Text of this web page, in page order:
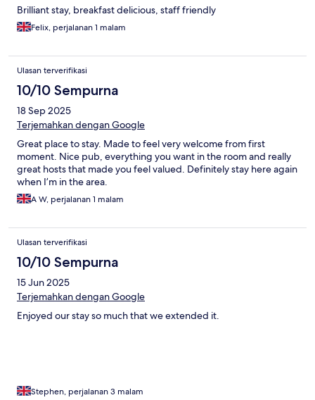
Brilliant stay, breakfast delicious, staff friendly
Felix, perjalanan 1 malam
Ulasan terverifikasi
10/10 Sempurna
18 Sep 2025
Terjemahkan dengan Google
Great place to stay. Made to feel very welcome from first
moment. Nice pub, everything you want in the room and really
great hosts that made you feel valued. Definitely stay here again
when I’m in the area.
A W, perjalanan 1 malam
Ulasan terverifikasi
10/10 Sempurna
15 Jun 2025
Terjemahkan dengan Google
Enjoyed our stay so much that we extended it.
Stephen, perjalanan 3 malam